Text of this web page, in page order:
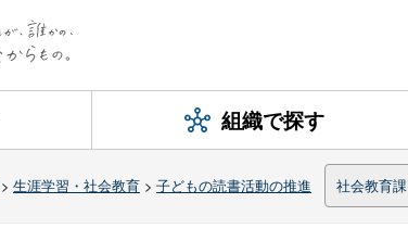
組織で探す
> 生涯学習・社会教育 > 子どもの読書活動の推進 社会教育課